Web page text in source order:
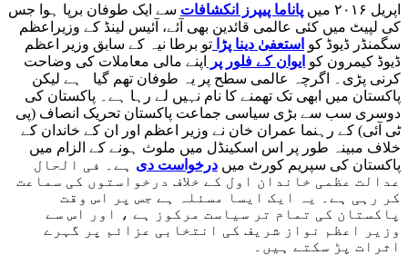
اپریل ۲۰۱۶ میں پاناما پیپرز انکشافات سے ایک طوفان برپا ہوا جس
کی لپیٹ میں کئی عالمی قائدین بھی آئے، آئیس لینڈ کے وزیراعظم
سگمنڈر ڈیوڈ کو استعفیٰ دینا پڑا تو برطا نیہ کے سابق وزیر اعظم
ڈیوڈ کیمرون کو ایوان کے فلور پر
اپنے مالی معاملات کی وضاحت
کرنی پڑی۔ اگرچہ عالمی سطح پر یہ طوفان تھم گیا ہے لیکن
پاکستان میں ابھی تک تھمنے کا نام نہیں لے رہا ہے۔ پاکستان کی
دوسری سب سے بڑی سیاسی جماعت پاکستان تحریک انصاف (پی
ٹی آئی) کے رہنما عمران خان نے وزیر اعظم اور ان کے خاندان کے
خلاف مبینہ طور پر اس اسکینڈل میں ملوث ہونے کے الزام میں
پاکستان کی سپریم کورٹ میں درخواست دی ہے۔ فی الحال
عدالت عظمی خاندان اول کے خلاف درخواستوں کی سماعت
کر رہی ہے۔ یہ ایک ایسا مسئلہ ہے جس پر اس وقت
پاکستان کی تمام تر سیاست مرکوز ہے ، اور اس سے
وزیر اعظم نواز شریف کی انتخابی عزائم پر گہرے
اثرات پڑ سکتے ہیں۔